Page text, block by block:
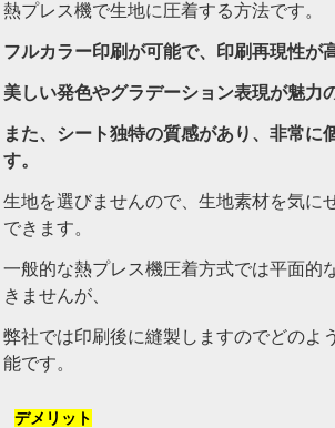
熱プレス機で生地に圧着する方法です。
フルカラー印刷が可能で、印刷再現性が
美しい発色やグラデーション表現が魅力
また、シート独特の質感があり、非常に
す。
生地を選びませんので、生地素材を気に
できます。
一般的な熱プレス機圧着方式では平面的
きませんが、
弊社では印刷後に縫製しますのでどのよ
能です。
デメリット